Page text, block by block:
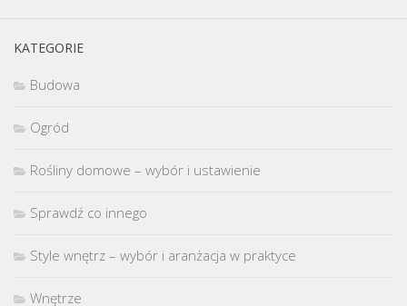
KATEGORIE
Budowa
Ogród
Rośliny domowe – wybór i ustawienie
Sprawdź co innego
Style wnętrz – wybór i aranżacja w praktyce
Wnętrze